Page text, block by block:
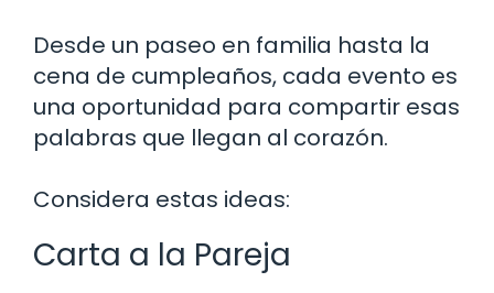
Desde un paseo en familia hasta la
cena de cumpleaños, cada evento es
una oportunidad para compartir esas
palabras que llegan al corazón.
Considera estas ideas:
Carta a la Pareja